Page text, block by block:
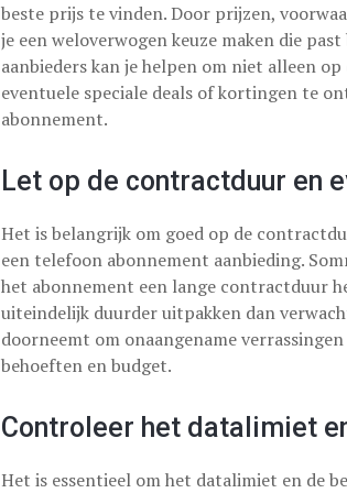
beste prijs te vinden. Door prijzen,
je een weloverwogen keuze maken die
aanbieders kan je helpen om niet alleen
eventuele speciale deals of kortingen te
abonnement.
Let op de contractduur en
Het is belangrijk om goed op de
een telefoon abonnement aanbieding.
het abonnement een lange contractduur
uiteindelijk duurder uitpakken dan
doorneemt om onaangename
behoeften en budget.
Controleer het datalimiet
Het is essentieel om het datalimiet en de